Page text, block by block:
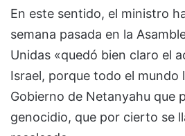
En este sentido, el ministro
semana pasada en la
Unidas «quedó bien claro el
Israel, porque todo el mundo
Gobierno de Netanyahu que
genocidio, que por cierto se